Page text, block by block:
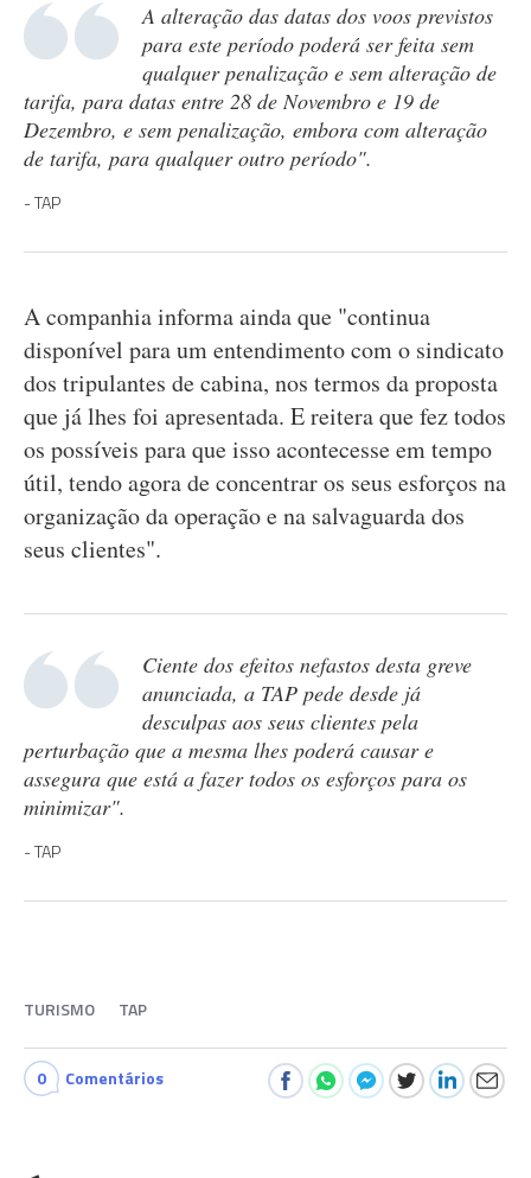
A alteração das datas dos voos previstos
para este período poderá ser feita sem
qualquer penalização e sem alteração de
tarifa, para datas entre 28 de Novembro e 19 de
Dezembro, e sem penalização, embora com alteração
de tarifa, para qualquer outro período".
TAP
A companhia informa ainda que "continua
disponível para um entendimento com o sindicato
dos tripulantes de cabina, nos termos da proposta
que já lhes foi apresentada. E reitera que fez todos
os possíveis para que isso acontecesse em tempo
útil, tendo agora de concentrar os seus esforços na
organização da operação e na salvaguarda dos
seus clientes".
Ciente dos efeitos nefastos desta greve
anunciada, a TAP pede desde já
desculpas aos seus clientes pela
perturbação que a mesma lhes poderá causar e
assegura que está a fazer todos os esforços para os
minimizar".
TAP
TURISMO TAP
0 Comentários